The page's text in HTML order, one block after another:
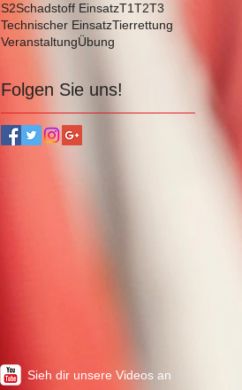
S2Schadstoff EinsatzT1T2T3
Technischer EinsatzTierrettung
VeranstaltungÜbung
Folgen Sie uns!
Sieh dir unsere Videos an